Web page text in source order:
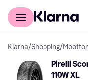
Kuluttajille
Klarna/Shopping/
Pirelli
110W XL